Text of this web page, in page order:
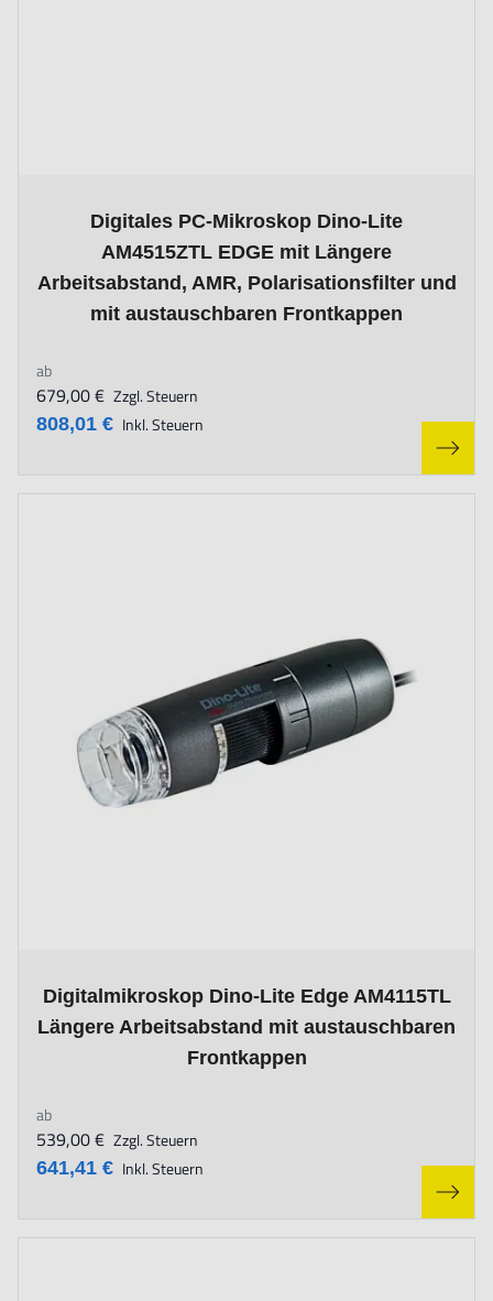
Digitales PC-Mikroskop Dino-Lite
AM4515ZTL EDGE mit Längere
Arbeitsabstand, AMR, Polarisationsfilter und
mit austauschbaren Frontkappen
The price depends on the options chosen on the product page
ab
808,01 € Inkl. Steuern
679,00 € Zzgl. Steuern
Digitalmikroskop Dino-Lite Edge AM4115TL
Längere Arbeitsabstand mit austauschbaren
Frontkappen
The price depends on the options chosen on the product page
ab
641,41 € Inkl. Steuern
539,00 € Zzgl. Steuern